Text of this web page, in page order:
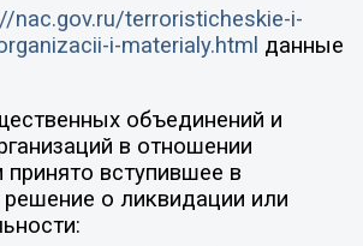
nac.gov.ru/terroristicheskie-i-
i-materialy.html данные
объединений и
в отношении
вступившее в
о ликвидации или